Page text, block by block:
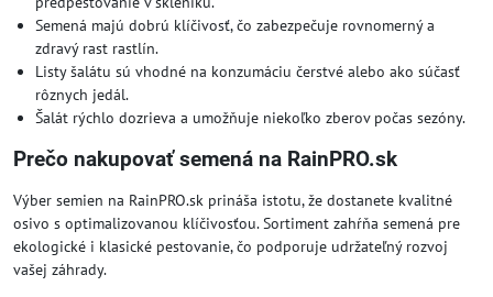
Semená majú dobrú klíčivosť, čo zabezpečuje rovnomerný a
zdravý rast rastlín.
Listy šalátu sú vhodné na konzumáciu čerstvé alebo ako súčasť
rôznych jedál.
Šalát rýchlo dozrieva a umožňuje niekoľko zberov počas sezóny.
Prečo nakupovať semená na RainPRO.sk
Výber semien na RainPRO.sk prináša istotu, že dostanete kvalitné
osivo s optimalizovanou klíčivosťou. Sortiment zahŕňa semená pre
ekologické i klasické pestovanie, čo podporuje udržateľný rozvoj
vašej záhrady.